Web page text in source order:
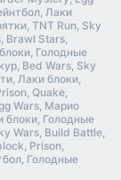
Лаки
TNT Run, Sky
Brawl Stars,
Голодные
Bed Wars, Sky
Лаки блоки,
Quake,
Wars, Марио
блоки, Голодные
Wars, Build Battle,
Prison,
Голодные